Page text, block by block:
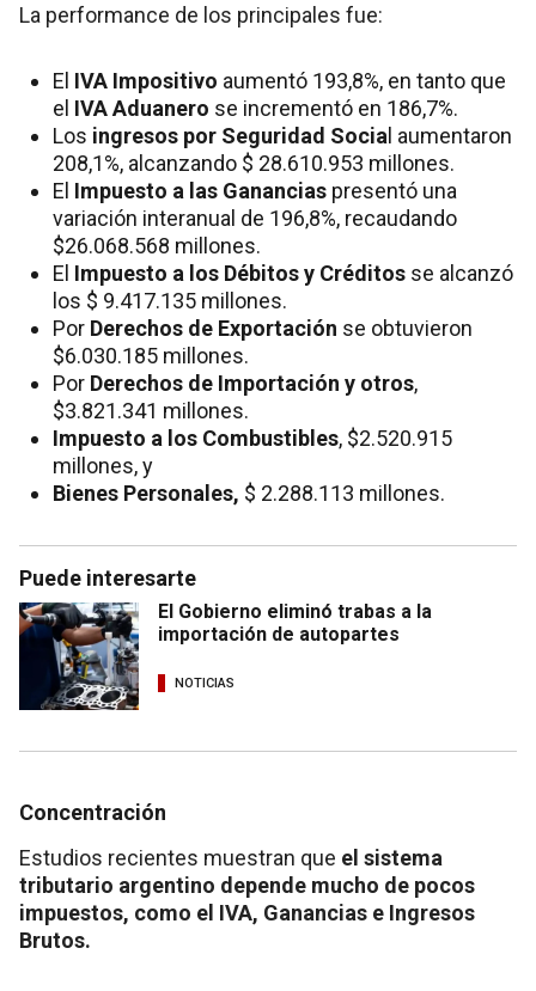
La performance de los principales fue:
El IVA Impositivo aumentó 193,8%, en tanto que
el IVA Aduanero se incrementó en 186,7%.
Los ingresos por Seguridad Socia l aumentaron
208,1%, alcanzando $ 28.610.953 millones.
El Impuesto a las Ganancias presentó una
variación interanual de 196,8%, recaudando
$26.068.568 millones.
El Impuesto a los Débitos y Créditos se alcanzó
los $ 9.417.135 millones.
Por Derechos de Exportación se obtuvieron
$6.030.185 millones.
Por Derechos de Importación y otros,
$3.821.341 millones.
Impuesto a los Combustibles, $2.520.915
millones, y
Bienes Personales, $ 2.288.113 millones.
Puede interesarte
El Gobierno eliminó trabas a la
importación de autopartes
NOTICIAS
Concentración
Estudios recientes muestran que el sistema
tributario argentino depende mucho de pocos
impuestos, como el IVA, Ganancias e Ingresos
Brutos.